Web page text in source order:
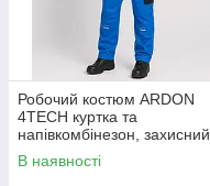
Робочий костюм ARDON
4TECH куртка та
напівкомбінезон, захисний
чоловічий синьо-чорний
В наявності